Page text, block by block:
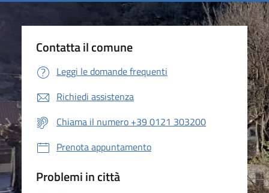
Contatta il comune
Leggi le domande frequenti
Richiedi assistenza
Chiama il numero +39 0121 303200
Prenota appuntamento
Problemi in città